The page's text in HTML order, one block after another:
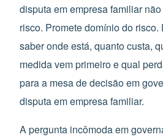
disputa em empresa familiar
risco. Promete domínio do
saber onde está, quanto custa,
medida vem primeiro e qual
para a mesa de decisão em
disputa em empresa familiar.
A pergunta incômoda em